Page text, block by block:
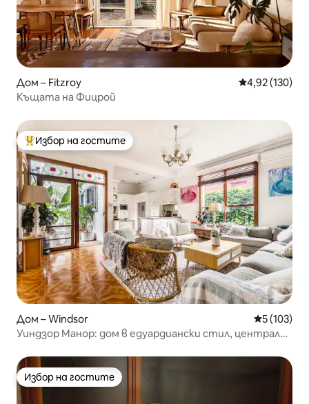
Дом – Fitzroy Средна
4,92 (130)
Къщата на Фицрой
Най-популярен избор на гостите
Избор на гостите
Дом – Windsor Средна
5 (103)
Уиндзор Манор: дом в едуардиански стил, централно
Избор на гостите
Избор на гостите